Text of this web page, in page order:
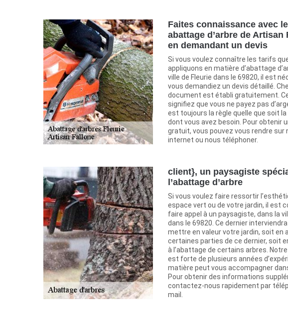
Faites connaissance avec
abattage d’arbre de Artisan
en demandant un devis
Si vous voulez connaître les tarifs
appliquons en matière d’abattage
ville de Fleurie dans le 69820, il est
vous demandiez un devis détaillé.
document est établi gratuitement.
signifiez que vous ne payez pas
est toujours la règle quelle que soit
dont vous avez besoin. Pour obtenir
gratuit, vous pouvez vous rendre sur
internet ou nous téléphoner.
client}, un paysagiste
l’abattage d’arbre
Si vous voulez faire ressortir
espace vert ou de votre jardin, il est
faire appel à un paysagiste, dans la
dans le 69820. Ce dernier
mettre en valeur votre jardin, soit en
certaines parties de ce dernier, soit
à l’abattage de certains arbres.
est forte de plusieurs années
matière peut vous accompagner
Pour obtenir des informations
contactez-nous rapidement par
mail.